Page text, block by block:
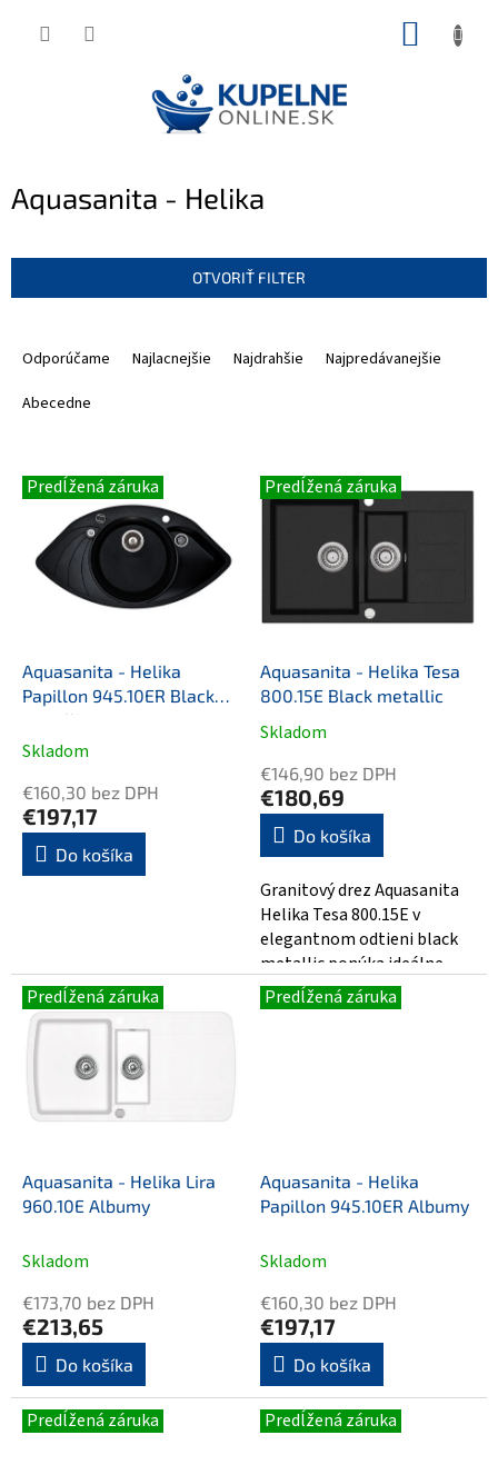
Aquasanita - Helika
OTVORIŤ FILTER
p
Odporúčame Najlacnejšie Najdrahšie
Najpredávanejšie
Abecedne
VPredĺžená záruka
Aquasanita - Helika
Papillon 945.10ER Black
metallic
Skladom
€160,30 bez DPH
€197,17
Do košíka
Predĺžená záruka
Aquasanita - Helika Tesa
800.15E Black metallic
Priemerné
hodnotenie
produktu
je
5,0
z
5
hviezdičiek.
Skladom
€146,90 bez DPH
€180,69
Do košíka
Granitový drez Aquasanita
Helika Tesa 800.15E v
elegantnom odtieni black
metallic ponúka ideálne
spojenie štýlu a funkčnosti.
Drez s...
Predĺžená záruka
Aquasanita - Helika Lira
960.10E Albumy
Skladom
€173,70 bez DPH
€213,65
Do košíka
Predĺžená záruka
Aquasanita - Helika
Papillon 945.10ER Albumy
Skladom
€160,30 bez DPH
€197,17
Do košíka
Predĺžená záruka Predĺžená záruka